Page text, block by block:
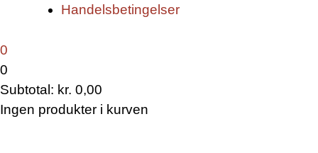
Handelsbetingelser
0
0
Subtotal: kr. 0,00
Ingen produkter i kurven